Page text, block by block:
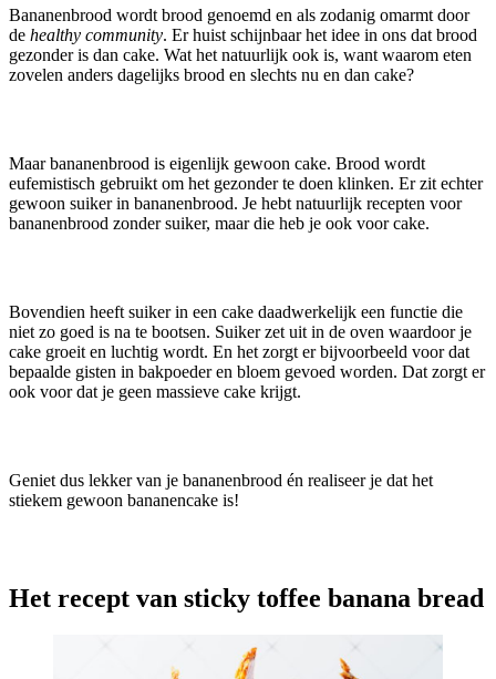
Bananenbrood wordt brood genoemd en als zodanig omarmt door
de healthy community. Er huist schijnbaar het idee in ons dat brood
gezonder is dan cake. Wat het natuurlijk ook is, want waarom eten
zovelen anders dagelijks brood en slechts nu en dan cake?
Maar bananenbrood is eigenlijk gewoon cake. Brood wordt
eufemistisch gebruikt om het gezonder te doen klinken. Er zit echter
gewoon suiker in bananenbrood. Je hebt natuurlijk recepten voor
bananenbrood zonder suiker, maar die heb je ook voor cake.
Bovendien heeft suiker in een cake daadwerkelijk een functie die
niet zo goed is na te bootsen. Suiker zet uit in de oven waardoor je
cake groeit en luchtig wordt. En het zorgt er bijvoorbeeld voor dat
bepaalde gisten in bakpoeder en bloem gevoed worden. Dat zorgt er
ook voor dat je geen massieve cake krijgt.
Geniet dus lekker van je bananenbrood én realiseer je dat het
stiekem gewoon bananencake is!
Het recept van sticky toffee banana bread